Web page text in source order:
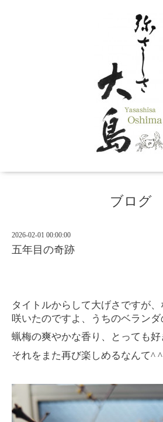
ブログ
2026-02-01 00:00:00
五年目の奇跡
タイトルからして大げさですが
咲いたのですよ、うちのベランダ
蝋梅の爽やかな香り、とっても好
それをまた再び楽しめるなんて^